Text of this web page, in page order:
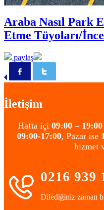
Araba Nasıl Park
Etme Tüyoları/
paylaş
İletişim
Hafta içi 09:00 – 19:00
09:00-17:00, Pazar ise
hizmet
0216 939
Dilediğiniz zaman